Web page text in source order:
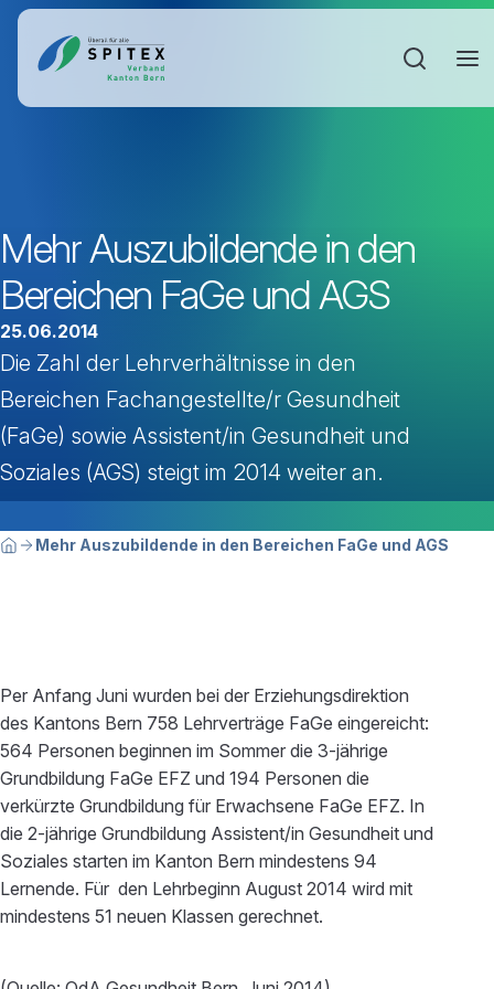
Mehr Auszubildende in den
Bereichen FaGe und AGS
25.06.2014
Die Zahl der Lehrverhältnisse in den
Bereichen Fachangestellte/r Gesundheit
(FaGe) sowie Assistent/in Gesundheit und
Soziales (AGS) steigt im 2014 weiter an.
Breadcrumbnavigation
Sie befinden sich hier:
HomeMehr Auszubildende in den Bereichen FaGe und AGS
Per Anfang Juni wurden bei der Erziehungsdirektion
des Kantons Bern 758 Lehrverträge FaGe eingereicht:
564 Personen beginnen im Sommer die 3-jährige
Grundbildung FaGe EFZ und 194 Personen die
verkürzte Grundbildung für Erwachsene FaGe EFZ. In
die 2-jährige Grundbildung Assistent/in Gesundheit und
Soziales starten im Kanton Bern mindestens 94
Lernende. Für den Lehrbeginn August 2014 wird mit
mindestens 51 neuen Klassen gerechnet.